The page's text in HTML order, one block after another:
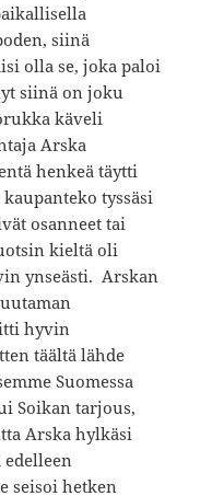
siinä
olla se, joka paloi
siinä on joku
käveli
Arska
henkeä täytti
tyssäsi
osanneet tai
kieltä oli
ynseästi. Arskan
hyvin
täältä lähde
Suomessa
Soikan tarjous,
Arska hylkäsi
seisoi hetken